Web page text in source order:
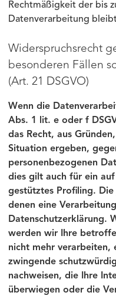
Rechtmäßigkeit der bis
Datenverarbeitung
Widerspruchsrecht
besonderen Fällen
(Art. 21 DSGVO)
Wenn die
Abs. 1 lit. e oder f
das Recht, aus
Situation ergeben,
personenbezogenen
dies gilt auch für ein
gestütztes Profiling.
denen eine
Datenschutzerklärung.
werden wir Ihre
nicht mehr verarbeiten,
zwingende
nachweisen, die Ihre
überwiegen oder die